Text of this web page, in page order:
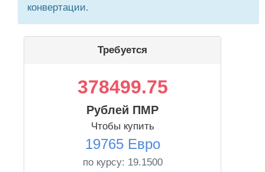
конвертации.
Требуется
378499.75
Рублей ПМР
Чтобы купить
19765 Евро
по курсу: 19.1500